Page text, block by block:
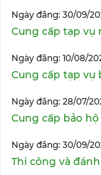
Ngày đăng: 30/09/
Cung cấp tạp vụ
Ngày đăng: 10/08/
Cung cấp tạp vụ
Ngày đăng: 28/07/
Cung cấp bảo
Ngày đăng: 30/09/
Thi công và